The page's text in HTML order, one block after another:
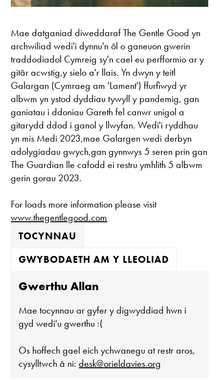
Mae datganiad diweddaraf The Gentle Good yn
archwiliad wedi'i dynnu'n ôl o ganeuon gwerin
traddodiadol Cymreig sy'n cael eu perfformio ar y
gitâr acwstig,y sielo a'r llais. Yn dwyn y teitl
Galargan (Cymraeg am 'Lament') ffurfiwyd yr
albwm yn ystod dyddiau tywyll y pandemig, gan
ganiatau i ddoniau Gareth fel canwr unigol a
gitarydd ddod i ganol y llwyfan. Wedi'i ryddhau
yn mis Medi 2023,mae Galargen wedi derbyn
adolygiadau gwych,gan gynnwys 5 seren prin gan
The Guardian lle cafodd ei restru ymhlith 5 albwm
gerin gorau 2023.
For loads more information please visit
www.thegentlegood.com
TOCYNNAU
GWYBODAETH AM Y LLEOLIAD
Gwerthu Allan
Mae tocynnau ar gyfer y digwyddiad hwn i
gyd wedi'u gwerthu :(
Os hoffech gael eich ychwanegu at restr aros,
cysylltwch â ni:desk@orieldavies.org